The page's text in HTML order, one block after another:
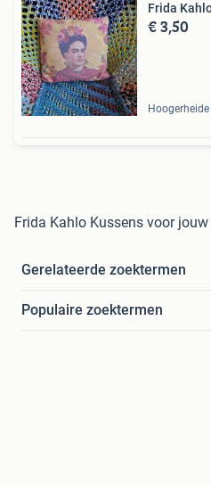
Frida
€ 3,50
Hoogerheide
Frida Kahlo Kussens voor
Gerelateerde zoektermen
Populaire zoektermen